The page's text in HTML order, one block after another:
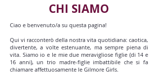
CHI SIAMO
Ciao e benvenuto/a su questa pagina!
Qui vi racconterò della nostra vita quotidiana: caotica,
divertente, a volte estenuante, ma sempre piena di
vita. Siamo io e le mie due meravigliose figlie (di 14 e
16 anni), un trio madre-figlie imbattibile che si fa
chiamare affettuosamente le Gilmore Girls.